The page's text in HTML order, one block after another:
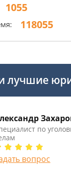
1055
118055
лучшие
по
вопрос